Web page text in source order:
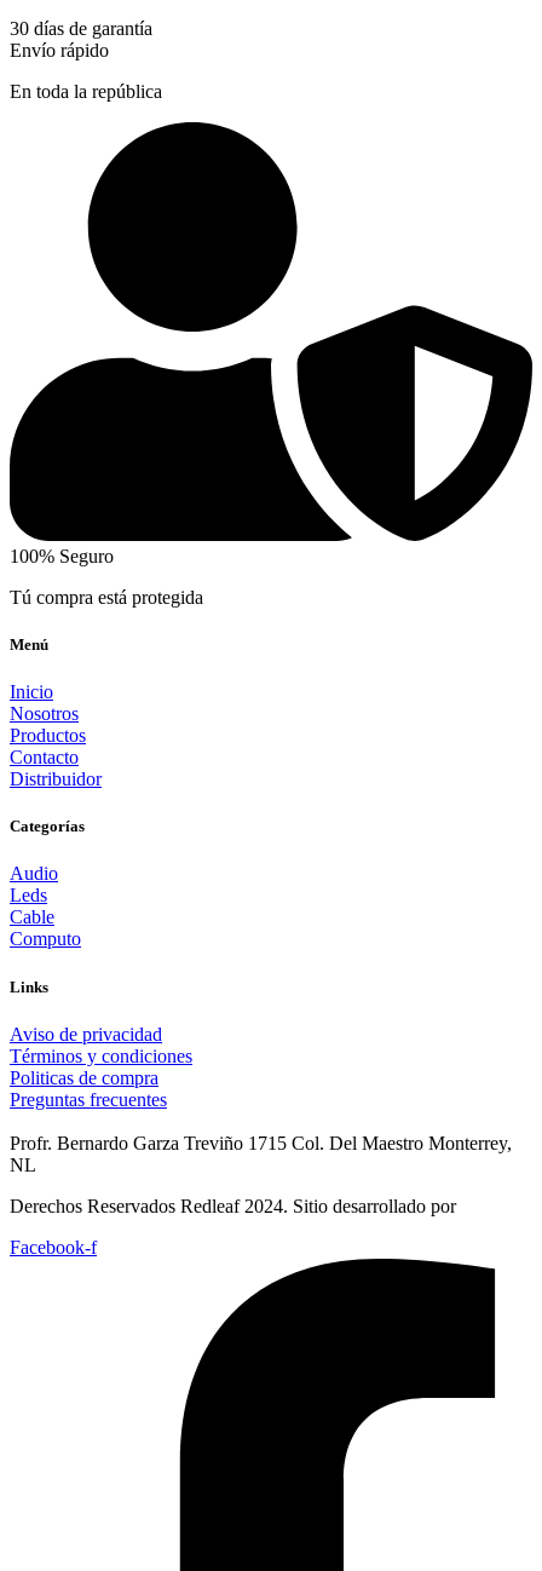
30 días de garantía
Envío rápido
En toda la república
100% Seguro
Tú compra está protegida
Menú
Inicio
Nosotros
Productos
Contacto
Distribuidor
Categorías
Audio
Leds
Cable
Computo
Links
Aviso de privacidad
Términos y condiciones
Politicas de compra
Preguntas frecuentes
Profr. Bernardo Garza Treviño 1715 Col. Del Maestro Monterrey,
NL
Derechos Reservados Redleaf 2024. Sitio desarrollado por
Facebook-f